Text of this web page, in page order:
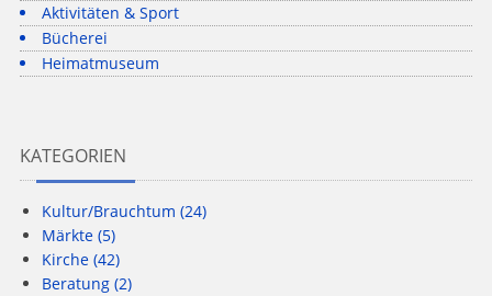
Aktivitäten & Sport
Bücherei
Heimatmuseum
KATEGORIEN
Kultur/Brauchtum (24)
Märkte (5)
Kirche (42)
Beratung (2)